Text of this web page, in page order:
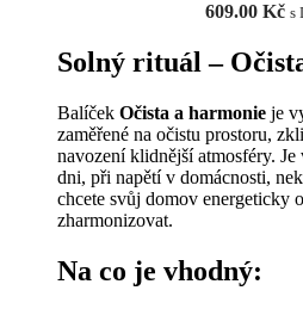
609.00 Kč s
Solný rituál –
Balíček Očista a harmonie je
zaměřené na očistu prostoru,
navození klidnější atmosféry.
dni, při napětí v domácnosti,
chcete svůj domov energeticky
zharmonizovat.
Na co je vhodný: